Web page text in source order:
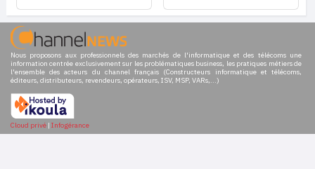
Nous proposons aux professionnels des marchés de l'informatique et des télécoms une
information centrée exclusivement sur les problématiques business, les pratiques métiers de
l'ensemble des acteurs du channel français (Constructeurs informatique et télécoms,
éditeurs, distributeurs, revendeurs, opérateurs, ISV, MSP, VARs,...)
Cloud privé | Infogérance